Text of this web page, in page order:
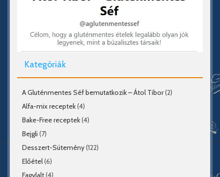
Kategóriák
A Gluténmentes Séf bemutatkozik – Átol Tibor(2)
Alfa-mix receptek(4)
Bake-Free receptek(4)
Bejgli (7)
Desszert-Sütemény(122)
Előétel(6)